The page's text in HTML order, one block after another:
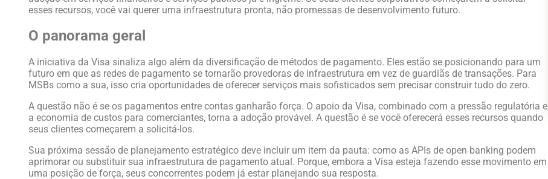
esses recursos, você vai querer uma infraestrutura pronta, não promessas de desenvolvimento futuro.
O panorama geral
A iniciativa da Visa sinaliza algo além da diversificação de métodos de pagamento. Eles estão se posicionando para um
futuro em que as redes de pagamento se tornarão provedoras de infraestrutura em vez de guardiãs de transações. Para
MSBs como a sua, isso cria oportunidades de oferecer serviços mais sofisticados sem precisar construir tudo do zero.
A questão não é se os pagamentos entre contas ganharão força. O apoio da Visa, combinado com a pressão regulatória e
a economia de custos para comerciantes, torna a adoção provável. A questão é se você oferecerá esses recursos quando
seus clientes começarem a solicitá-los.
Sua próxima sessão de planejamento estratégico deve incluir um item da pauta: como as APIs de open banking podem
aprimorar ou substituir sua infraestrutura de pagamento atual. Porque, embora a Visa esteja fazendo esse movimento em
uma posição de força, seus concorrentes podem já estar planejando sua resposta.